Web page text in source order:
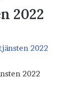
2022
2022